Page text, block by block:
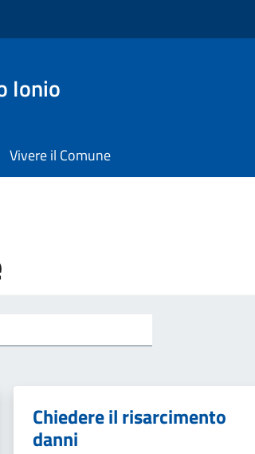
Ionio
Vivere il Comune
Chiedere il risarcimento
danni